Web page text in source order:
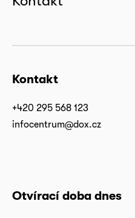
Kontakt
+420 295 568 123
infocentrum@dox.cz
Otvírací doba dnes